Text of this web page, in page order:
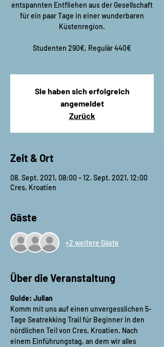
entspannten Entfliehen aus der Gesellschaft
für ein paar Tage in einer wunderbaren
Küstenregion.
Studenten 290€, Regulär 440€
Sie haben sich erfolgreich
angemeldet
Zurück
Zeit & Ort
08. Sept. 2021, 08:00 – 12. Sept. 2021, 12:00
Cres, Kroatien
Gäste
+2 weitere Gäste
Über die Veranstaltung
Guide: Julian
Komm mit uns auf einen unvergesslichen 5-
Tage Seatrekking Trail für Beginner in den
nördlichen Teil von Cres, Kroatien. Nach
einem Einführungstag, an dem wir alles